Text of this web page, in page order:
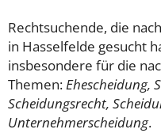
Rechtsuchende, die
in Hasselfelde gesucht
insbesondere für die
Themen:Ehescheidung,
Scheidungsrecht,
Unternehmerscheidung.